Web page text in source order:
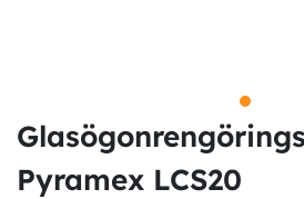
Pyramex LCS20